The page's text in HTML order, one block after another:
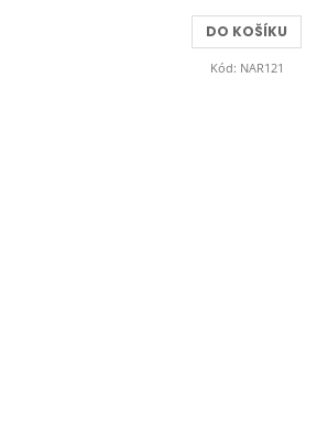
DO KOŠÍKU
Kód: NAR121